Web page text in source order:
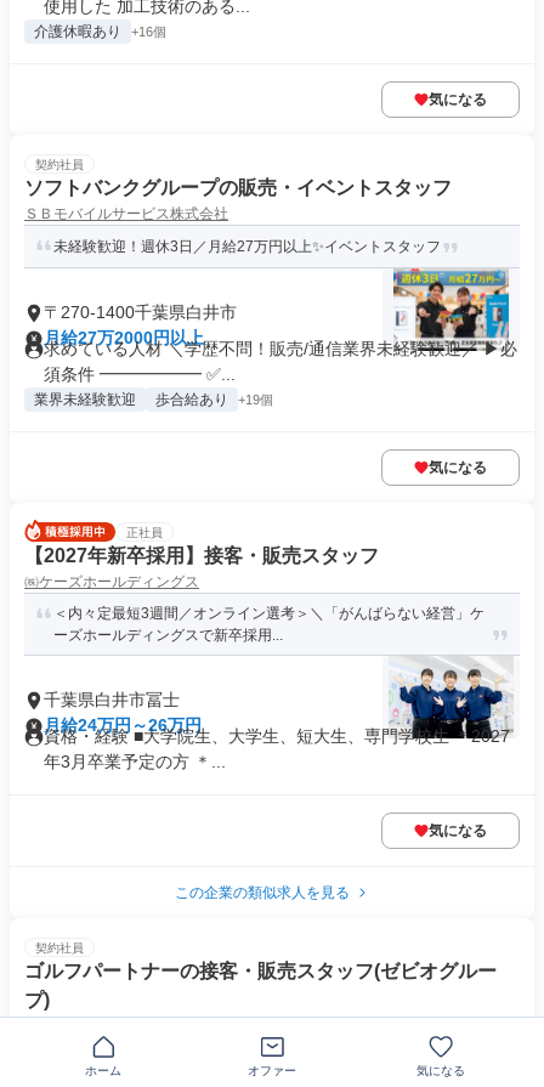
使用した 加工技術のある...
介護休暇あり +16個
気になる
契約社員
ソフトバンクグループの販売・イベントスタッフ
ＳＢモバイルサービス株式会社
未経験歓迎！週休3日／月給27万円以上✨イベントスタッフ
〒270-1400千葉県白井市
月給27万2000円以上
求めている人材 ＼学歴不問！販売/通信業界未経験歓迎／ ▶必
須条件 ━━━━━━ ✅...
業界未経験歓迎 歩合給あり +19個
気になる
正社員
【2027年新卒採用】接客・販売スタッフ
㈱ケーズホールディングス
＜内々定最短3週間／オンライン選考＞＼「がんばらない経営」ケ
ーズホールディングスで新卒採用...
千葉県白井市冨士
月給24万円～26万円
資格・経験 ■大学院生、大学生、短大生、専門学校生 ＊2027
年3月卒業予定の方 ＊...
気になる
この企業の類似求人を見る
契約社員
ゴルフパートナーの接客・販売スタッフ(ゼビオグルー
プ)
【プライム上場ゼビオグループの安定基盤】未経験から始められる
接客・販売のお仕事！賞与年2回...
ホーム オファー 気になる